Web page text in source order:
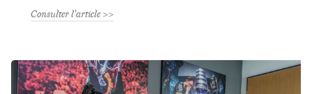
Consulter l'article